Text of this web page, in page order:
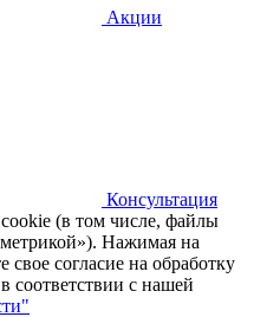
Акции
Консультация
(в том числе, файлы
Нажимая на
согласие на обработку
соответствии с нашей